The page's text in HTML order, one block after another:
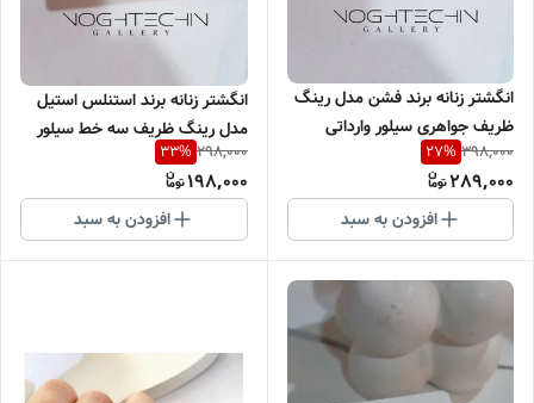
انگشتر زنانه برند فشن مدل رینگ
ظریف جواهری سیلور وارداتی
398,000
27%
289,000
افزودن به سبد
انگشتر زنانه برند استنلس استیل
مدل رینگ ظریف سه خط سیلور
وارداتی
298,000
33%
198,000
افزودن به سبد